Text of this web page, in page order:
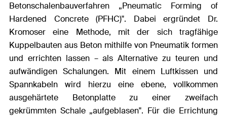
Betonschalenbauverfahren „Pneumatic Forming of
Hardened Concrete (PFHC)". Dabei ergründet Dr.
Kromoser eine Methode, mit der sich tragfähige
Kuppelbauten aus Beton mithilfe von Pneumatik formen
und errichten lassen – als Alternative zu teuren und
aufwändigen Schalungen. Mit einem Luftkissen und
Spannkabeln wird hierzu eine ebene, vollkommen
ausgehärtete Betonplatte zu einer zweifach
gekrümmten Schale „aufgeblasen". Für die Errichtung